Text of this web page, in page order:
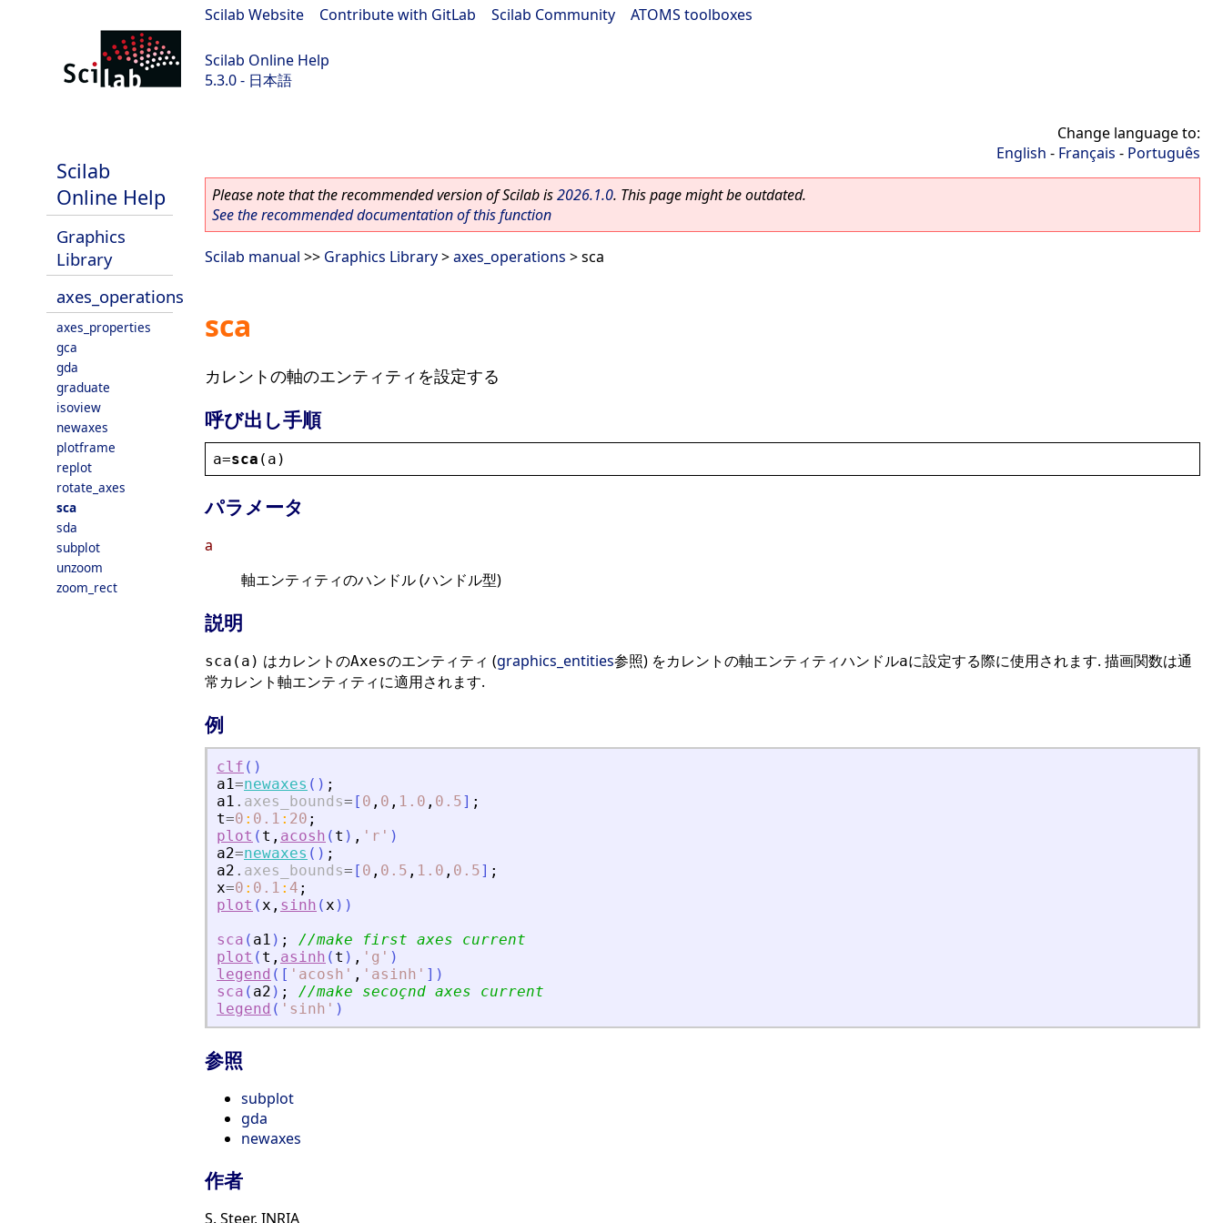
Scilab Website Contribute with GitLab Scilab Community ATOMS toolboxes
Scilab Online Help
5.3.0 - 日本語
Scilab
Online Help
Graphics
Library
axes_operations
axes_properties
gca
gda
graduate
isoview
newaxes
plotframe
replot
rotate_axes
sca
sda
subplot
unzoom
zoom_rect
Change language to:
English - Français - Português
Please note that the recommended version of Scilab is2026.1.0. This page might be outdated.
See the recommended documentation of this function
Scilab manual >> Graphics Library>axes_operations > sca
sca
カレントの軸のエンティティを設定する
呼び出し手順
a=sca ( a )
パラメータ
a
軸エンティティのハンドル (ハンドル型)
説明
sca(a) はカレントのAxesのエンティティ (graphics_entities参照) をカレントの軸エンティティハンドルaに設定する際に使用されます. 描画関数は通
常カレント軸エンティティに適用されます.
例
clf ( )
a1=newaxes ( ) ;
a1 . axes_bounds= [ 0 , 0 , 1.0 , 0.5] ;
t=0 : 0.1 : 20 ;
plot ( t , acosh ( t ) , ' r ' )
a2=newaxes ( ) ;
a2 . axes_bounds= [ 0 , 0.5 , 1.0 , 0.5] ;
x=0 : 0.1 : 4 ;
plot (x , sinh (x ) )
sca ( a1 ) ;
//make first axes current
plot ( t , asinh ( t ) , ' g ' )
legend ( [ ' acosh ' , ' asinh ' ] )
sca ( a2 ) ;
//make secoçnd axes current
legend ( ' sinh ' )
参照
subplot
gda
newaxes
作者
S. Steer, INRIA